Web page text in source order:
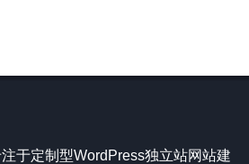
于定制型WordPress独立站网站建